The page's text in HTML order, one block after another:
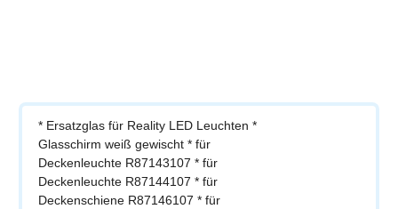
* Ersatzglas für Reality LED Leuchten *
Glasschirm weiß gewischt * für
Deckenleuchte R87143107 * für
Deckenleuchte R87144107 * für
Deckenschiene R87146107 * für